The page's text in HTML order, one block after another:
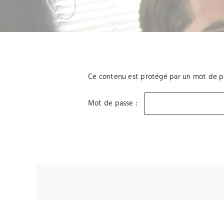
Ce contenu est protégé par un mot de
Mot de passe :